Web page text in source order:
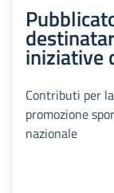
iniziative
Contributi per
promozione
nazionale